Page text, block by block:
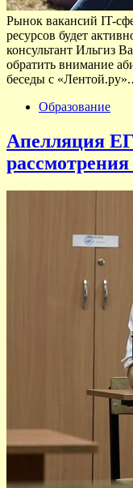
Рынок вакансий IT-
ресурсов будет
консультант Ильгиз
обратить внимание
беседы с
Образование
Апелляция